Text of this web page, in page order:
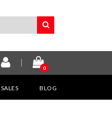
0
SALES BLOG